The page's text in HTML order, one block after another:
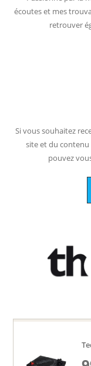
écoutes et mes
retrouver
Si vous souhaitez
site et du contenu
pouvez